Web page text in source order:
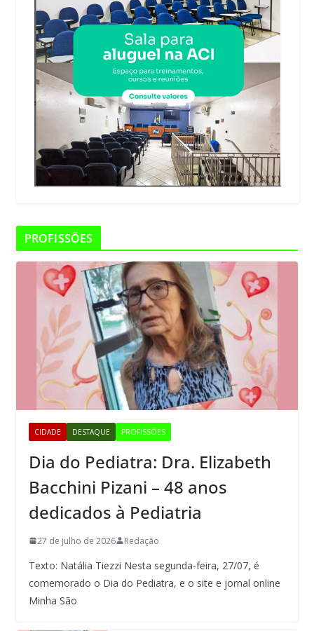
PROFISSÕES
CIDADE DESTAQUE PROFISSÕES
Dia do Pediatra: Dra. Elizabeth
Bacchini Pizani – 48 anos
dedicados à Pediatria
27 de julho de 2026 Redação
Texto: Natália Tiezzi Nesta segunda-feira, 27/07, é
comemorado o Dia do Pediatra, e o site e jornal online
Minha São